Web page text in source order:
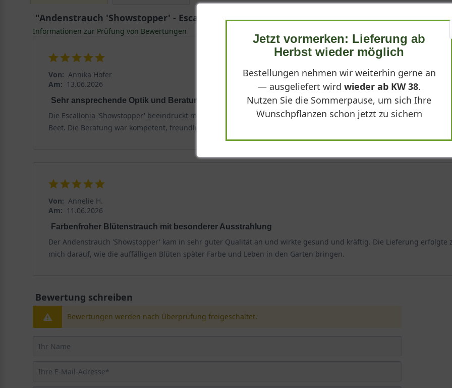
"Andenstrauch 'Showstopper' - Escallonia 'Showstopper'"
Informationen zur Prüfung von Bewertungen
Von: Annika Höfer
Am: 13.06.2026
Sehr ansprechende Optik und Beratung
Die Escallonia 'Showstopper' beeindruckt mit kompakter Wuchsform und dichtem Blattwerk, die Blüten sind kräftig
Beet. Die Beratung war kompetent, freundlich und praxisnah, alle Pflanz- und Pflegetipps wurden klar erklärt.
Von: Annelie H.
Am: 11.06.2026
Farbenfroher Blütenstrauch mit besonderer Ausstrahlung
Der Andenstrauch 'Showstopper' kam in sehr guter Qualität an und wirkte gesund und kräftig. Die Lieferung erfolgte
mich darauf, wie die auffälligen Blüten später Farbe und Leben in den Garten bringen.
Bewertung schreiben
Bewertungen werden nach Überprüfung freigeschaltet.
Jetzt vormerken: Lieferung ab
Herbst wieder möglich
Bestellungen nehmen wir weiterhin gerne an
— ausgeliefert wird wieder ab KW 38.
Nutzen Sie die Sommerpause, um sich Ihre
Wunschpflanzen schon jetzt zu sichern